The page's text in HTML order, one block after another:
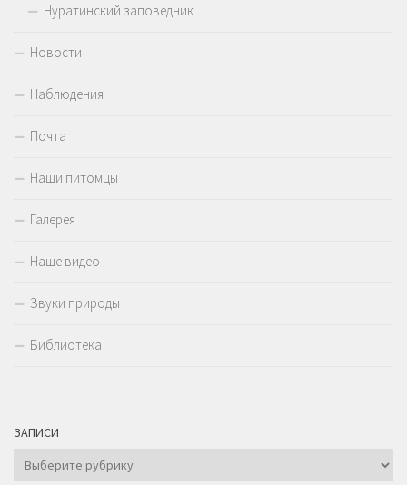
Нуратинский заповедник
Новости
Наблюдения
Почта
Наши питомцы
Галерея
Наше видео
Звуки природы
Библиотека
ЗАПИСИ
Записи